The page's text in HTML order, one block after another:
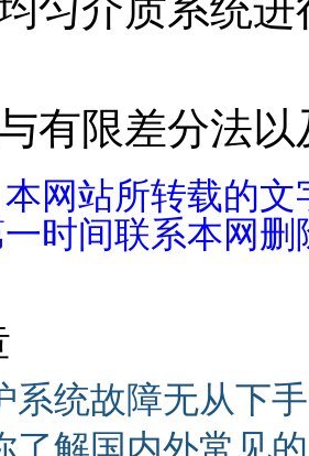
有限差分法
网站所转载的
时间联系本网删
系统故障无从下